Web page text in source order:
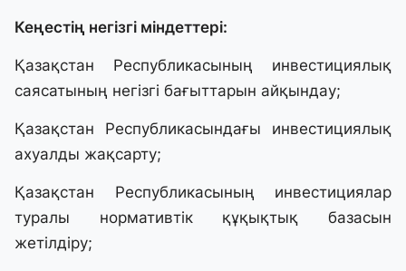
Кеңестің негізгі міндеттері:
Қазақстан Республикасының инвестициялық
саясатының негізгі бағыттарын айқындау;
Қазақстан Республикасындағы инвестициялық
ахуалды жақсарту;
Қазақстан Республикасының инвестициялар
туралы нормативтік құқықтық базасын
жетілдіру;